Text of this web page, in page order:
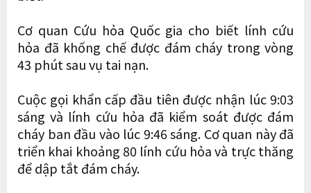
Cơ quan Cứu hỏa Quốc gia cho biết lính cứu
hỏa đã khống chế được đám cháy trong vòng
43 phút sau vụ tai nạn.
Cuộc gọi khẩn cấp đầu tiên được nhận lúc 9:03
sáng và lính cứu hỏa đã kiểm soát được đám
cháy ban đầu vào lúc 9:46 sáng. Cơ quan này đã
triển khai khoảng 80 lính cứu hỏa và trực thăng
để dập tắt đám cháy.